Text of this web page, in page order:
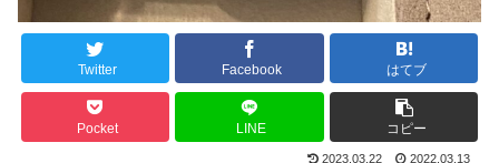
Twitter Facebook はてブ
Pocket LINE コピー
2023.03.22 2022.03.13